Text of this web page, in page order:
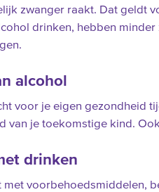
zwanger raakt. Dat geldt
drinken, hebben
alcohol
voor je eigen gezondheid
van je toekomstige kind.
drinken
voorbehoedsmiddelen,